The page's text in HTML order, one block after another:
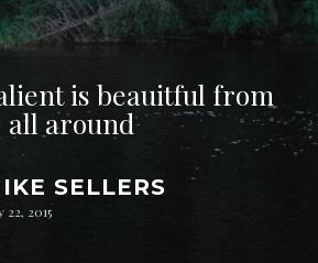
is beauitful from
all around
SELLERS
22, 2015